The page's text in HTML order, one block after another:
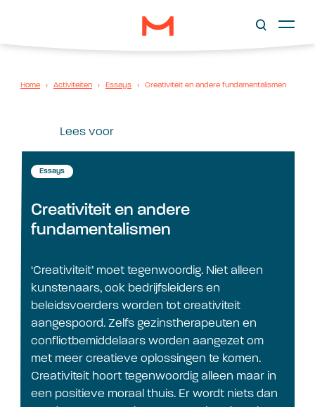
Home › Activiteiten › Essays › Creativiteit en andere fundamentalismen
Lees voor
Essays
Creativiteit en andere
fundamentalismen
‘Creativiteit’ moet tegenwoordig. Niet alleen
kunstenaars, ook bedrijfsleiders en
beleidsvoerders worden tot creativiteit
aangespoord. Zelfs gezinstherapeuten en
conflictbemiddelaars worden aangezet om
met meer creatieve oplossingen te komen.
Creativiteit hoort tegenwoordig alleen maar in
een positieve moraal thuis. Er wordt niets dan